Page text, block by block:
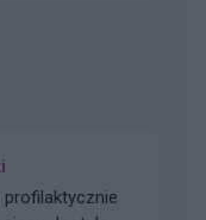
Około
profilaktycznie